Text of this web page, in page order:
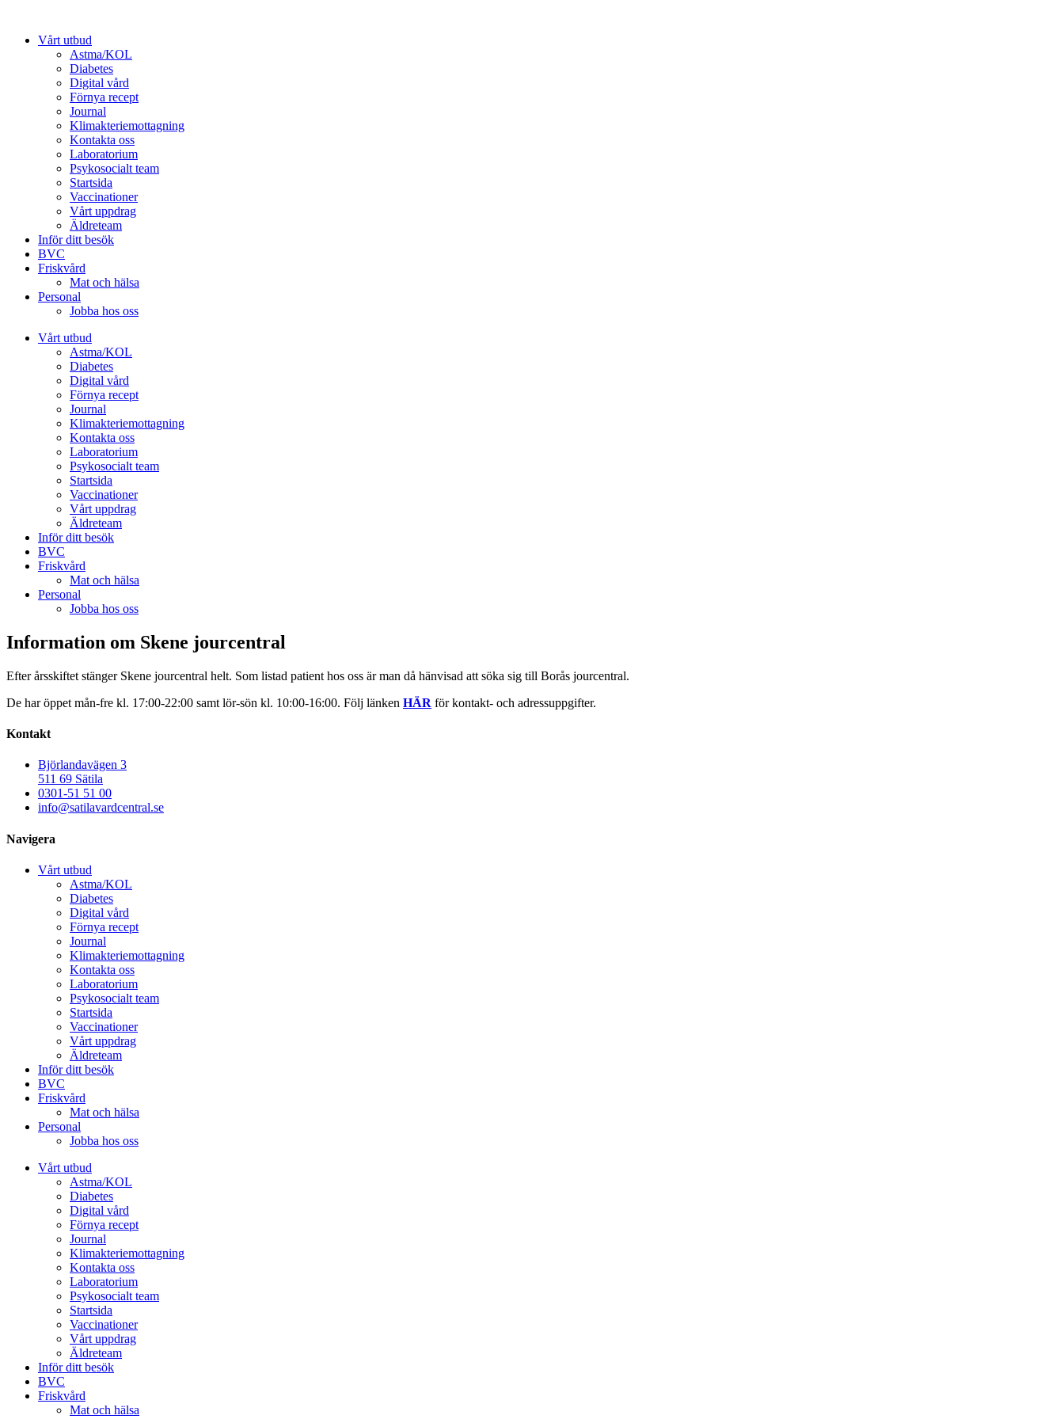
innehållVårt utbud
Astma/KOL
Diabetes
Digital vård
Förnya recept
Journal
Klimakteriemottagning
Kontakta oss
Laboratorium
Psykosocialt team
Startsida
Vaccinationer
Vårt uppdrag
Äldreteam
Inför ditt besök
BVC
Friskvård
Mat och hälsa
Personal
Jobba hos oss
Vårt utbud
Astma/KOL
Diabetes
Digital vård
Förnya recept
Journal
Klimakteriemottagning
Kontakta oss
Laboratorium
Psykosocialt team
Startsida
Vaccinationer
Vårt uppdrag
Äldreteam
Inför ditt besök
BVC
Friskvård
Mat och hälsa
Personal
Jobba hos oss
Information om Skene jourcentral
Efter årsskiftet stänger Skene jourcentral helt. Som listad patient hos oss är man då hänvisad att söka sig till Borås jourcentral.
De har öppet mån-fre kl. 17:00-22:00 samt lör-sön kl. 10:00-16:00. Följ länken HÄR för kontakt- och adressuppgifter.
Kontakt
Björlandavägen 3
511 69 Sätila
0301-51 51 00
info@satilavardcentral.se
Navigera
Vårt utbud
Astma/KOL
Diabetes
Digital vård
Förnya recept
Journal
Klimakteriemottagning
Kontakta oss
Laboratorium
Psykosocialt team
Startsida
Vaccinationer
Vårt uppdrag
Äldreteam
Inför ditt besök
BVC
Friskvård
Mat och hälsa
Personal
Jobba hos oss
Vårt utbud
Astma/KOL
Diabetes
Digital vård
Förnya recept
Journal
Klimakteriemottagning
Kontakta oss
Laboratorium
Psykosocialt team
Startsida
Vaccinationer
Vårt uppdrag
Äldreteam
Inför ditt besök
BVC
Friskvård
Mat och hälsa